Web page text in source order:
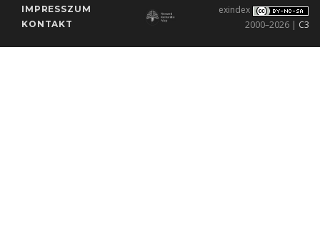
IMPRESSZUM
KONTAKT
exindex
2000–2026 | C3